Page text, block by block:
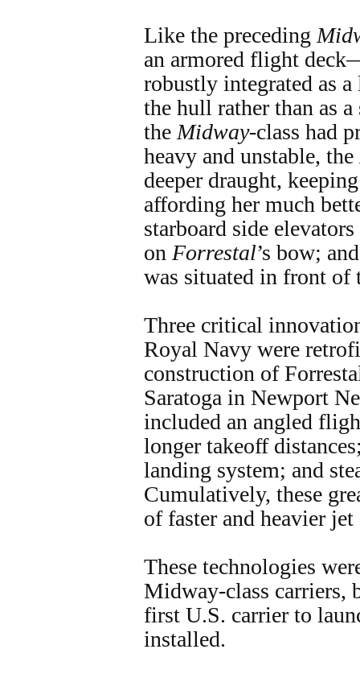
Like the preceding
an armored flight
robustly integrated as
the hull rather than as
the Midway-class had
heavy and unstable, the
deeper draught,
affording her much
starboard side
on Forrestal’s bow;
was situated in front of
Three critical
Royal Navy were
construction of
Saratoga in Newport
included an angled
longer takeoff
landing system; and
Cumulatively, these
of faster and heavier
These technologies
Midway-class carriers,
first U.S. carrier to
installed.